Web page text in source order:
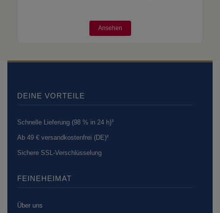
Ansehen
DEINE VORTEILE
Schnelle Lieferung (98 % in 24 h)³
Ab 49 € versandkostenfrei (DE)²
Sichere SSL-Verschlüsselung
FEINEHEIMAT
Über uns